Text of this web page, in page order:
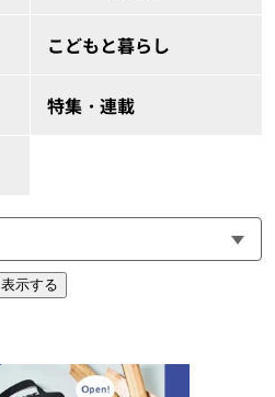
こどもと暮らし
特集・連載
表示する